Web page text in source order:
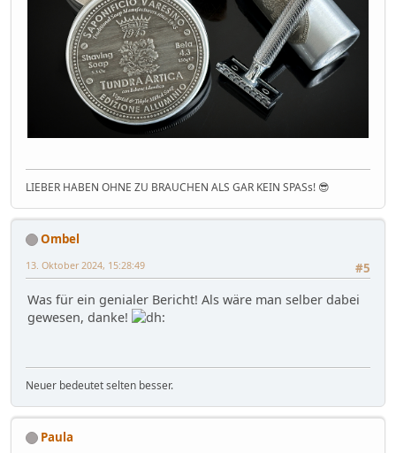
LIEBER HABEN OHNE ZU BRAUCHEN ALS GAR KEIN SPASs! 😎
Ombel
#5
13. Oktober 2024, 15:28:49
Was für ein genialer Bericht! Als wäre man selber dabei
gewesen, danke!
Neuer bedeutet selten besser.
Paula